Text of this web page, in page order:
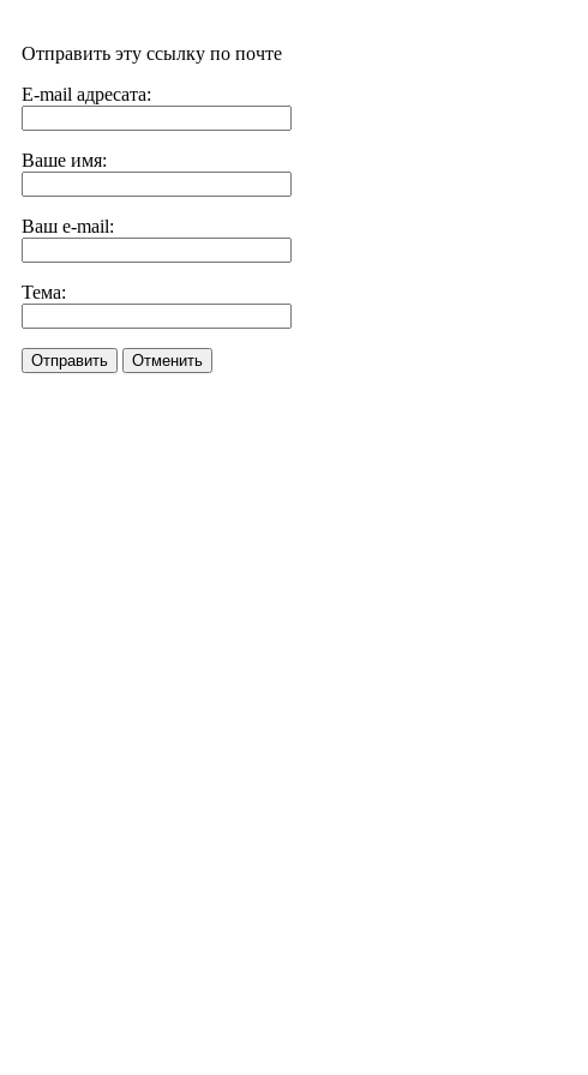
Отправить эту ссылку по почте
E-mail адресата:
Ваше имя:
Ваш e-mail:
Тема:
Отправить Отменить